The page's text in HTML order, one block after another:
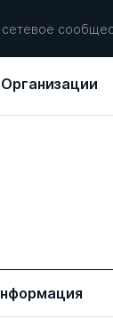
Организации